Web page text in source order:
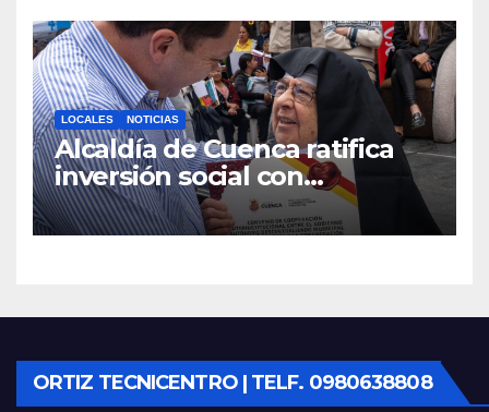
LOCALES NOTICIAS
Alcaldía de Cuenca ratifica
inversión social con
fundaciones e instituciones
locales
ORTIZ TECNICENTRO | TELF. 0980638808